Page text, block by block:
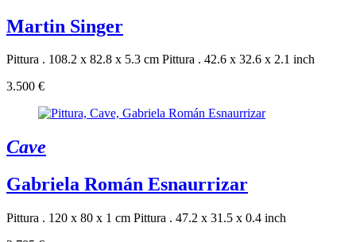
Martin Singer
Pittura . 108.2 x 82.8 x 5.3 cm Pittura . 42.6 x 32.6 x 2.1 inch
3.500 €
Cave
Gabriela Román Esnaurrizar
Pittura . 120 x 80 x 1 cm Pittura . 47.2 x 31.5 x 0.4 inch